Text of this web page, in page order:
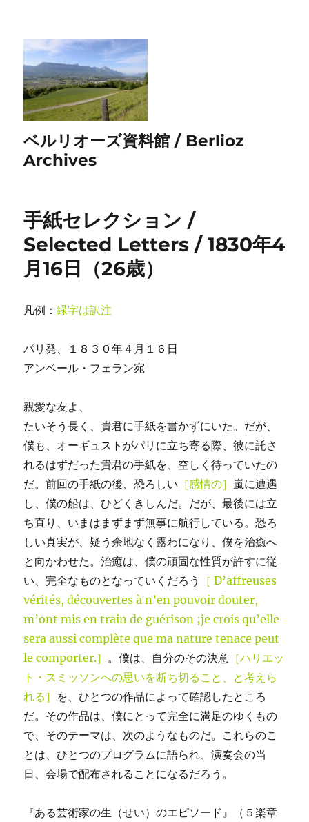
ベルリオーズ資料館 / Berlioz
Archives
手紙セレクション /
Selected Letters / 1830年4
月16日（26歳）
凡例：緑字は訳注
パリ発、１８３０年４月１６日
アンベール・フェラン宛
親愛な友よ、
たいそう長く、貴君に手紙を書かずにいた。だが、
僕も、オーギュストがパリに立ち寄る際、彼に託さ
れるはずだった貴君の手紙を、空しく待っていたの
だ。前回の手紙の後、恐ろしい ［感情の］ 嵐に遭遇
し、僕の船は、ひどくきしんだ。だが、最後には立
ち直り、いまはまずまず無事に航行している。恐ろ
しい真実が、疑う余地なく露わになり、僕を治癒へ
と向かわせた。治癒は、僕の頑固な性質が許すに従
い、完全なものとなっていくだろう
［ D’affreuses
vérités, découvertes à n’en pouvoir douter,
m’ont mis en train de guérison ;je crois qu’elle
sera aussi complète que ma nature tenace peut
le comporter.］ 。僕は、自分のその決意 ［ハリエッ
ト・スミッソンへの思いを断ち切ること、と考えら
れる］ を、ひとつの作品によって確認したところ
だ。その作品は、僕にとって完全に満足のゆくもの
で、そのテーマは、次のようなものだ。これらのこ
とは、ひとつのプログラムに語られ、演奏会の当
日、会場で配布されることになるだろう。
『ある芸術家の生（せい）のエピソード』（５楽章